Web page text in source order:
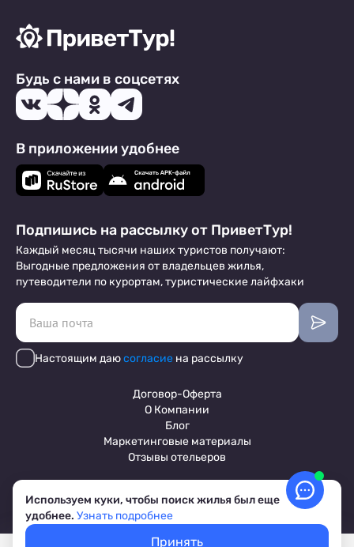
Будь с нами в соцсетях
В приложении удобнее
Подпишись на рассылку от ПриветТур!
Каждый месяц тысячи наших туристов получают:
Выгодные предложения от владельцев жилья,
путеводители по курортам, туристические лайфхаки
Настоящим даюсогласие на рассылку
Договор-Оферта
О Компании
Блог
Маркетинговые материалы
Отзывы отельеров
Пользовательское соглашение
Обработка персональных данных
Условия бронирования объектов
Используем куки, чтобы поиск жилья был еще
удобнее. Узнать подробнее
Принять